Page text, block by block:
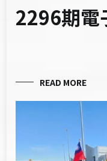
2296期電
READ MORE